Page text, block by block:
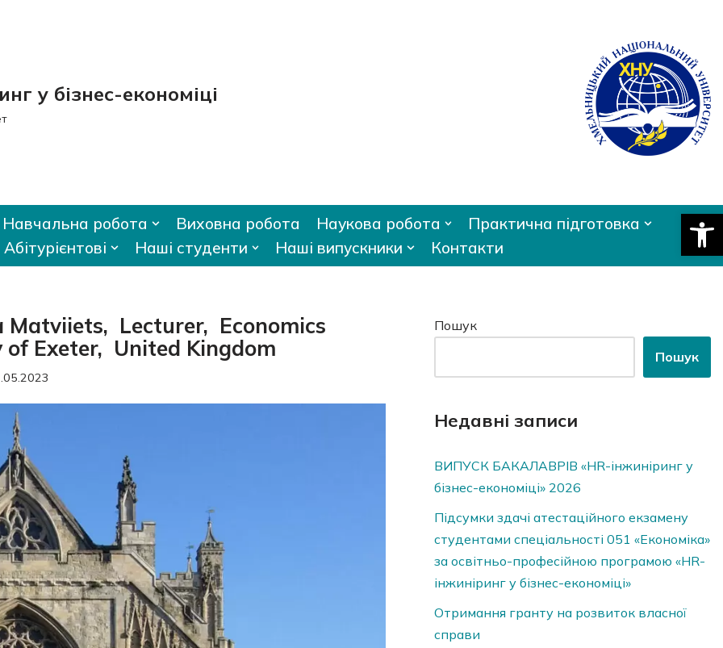
у бізнес-економіці
Навчальна робота Виховна робота Наукова робота
Практична підготовка
Абітурієнтові
Наші студенти Наші випускники Контакти
Lecturer, Economics
Exeter, United Kingdom
Пошук
Пошук
Недавні записи
ВИПУСК БАКАЛАВРІВ «HR-інжиніринг у
бізнес-економіці» 2026
Підсумки здачі атестаційного екзамену
студентами спеціальності 051 «Економіка»
за освітньо-професійною програмою «HR-
інжиніринг у бізнес-економіці»
Отримання гранту на розвиток власної
справи